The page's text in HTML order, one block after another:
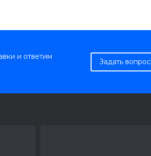
и ответим
Задать вопрос